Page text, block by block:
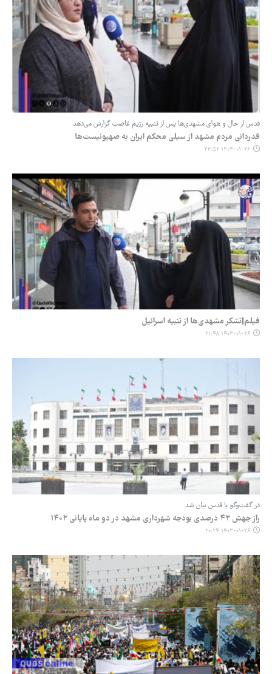
قدس از حال و هوای مشهدی‌ها پس از تنبیه رژیم غاصب گزارش می‌دهد
قدردانی مردم مشهد از سیلی محکم ایران به صهیونیست‌ها
۱۴۰۳-۰۱-۲۶ ۲۳:۵۲
فیلم|تشکر مشهدی‌ها از تنبیه اسرائیل
۱۴۰۳-۰۱-۲۶ ۲۱:۴۸
در گفت‌وگو با قدس بیان شد
راز جهش ۴۲ درصدی بودجه شهرداری مشهد در دو ماه پایانی ۱۴۰۲
۱۴۰۳-۰۱-۲۶ ۲۰:۲۴